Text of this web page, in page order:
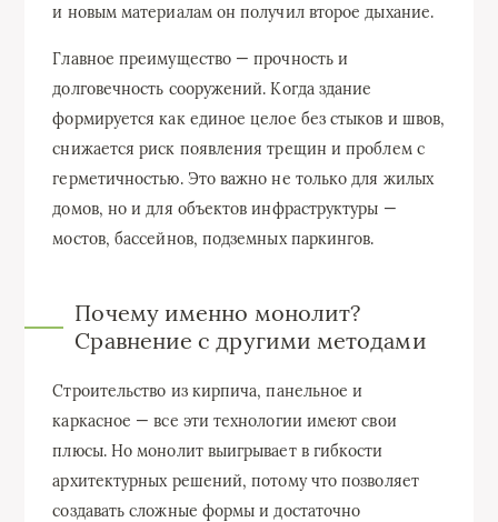
и новым материалам он получил второе дыхание.
Главное преимущество — прочность и
долговечность сооружений. Когда здание
формируется как единое целое без стыков и швов,
снижается риск появления трещин и проблем с
герметичностью. Это важно не только для жилых
домов, но и для объектов инфраструктуры —
мостов, бассейнов, подземных паркингов.
Почему именно монолит?
Сравнение с другими методами
Строительство из кирпича, панельное и
каркасное — все эти технологии имеют свои
плюсы. Но монолит выигрывает в гибкости
архитектурных решений, потому что позволяет
создавать сложные формы и достаточно